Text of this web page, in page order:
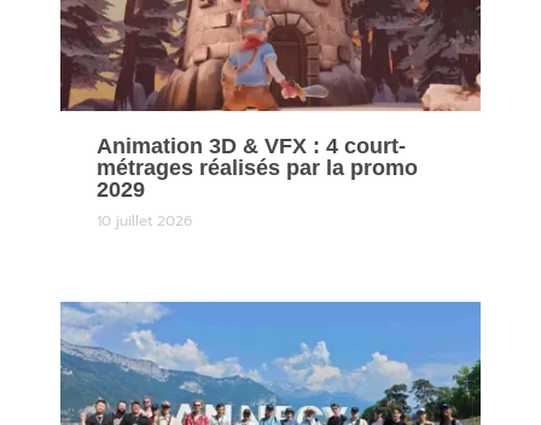
Animation 3D & VFX : 4 court-
métrages réalisés par la promo
2029
10 juillet 2026